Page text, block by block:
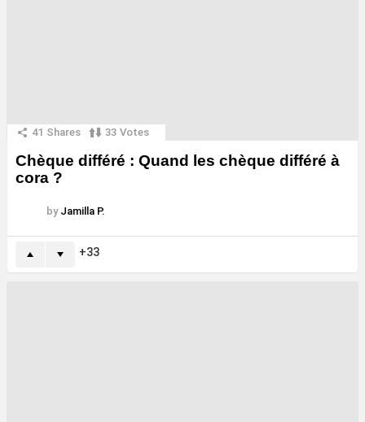
41 Shares 33 Votes
Chèque différé : Quand les chèque différé à
cora ?
by Jamilla P.
33